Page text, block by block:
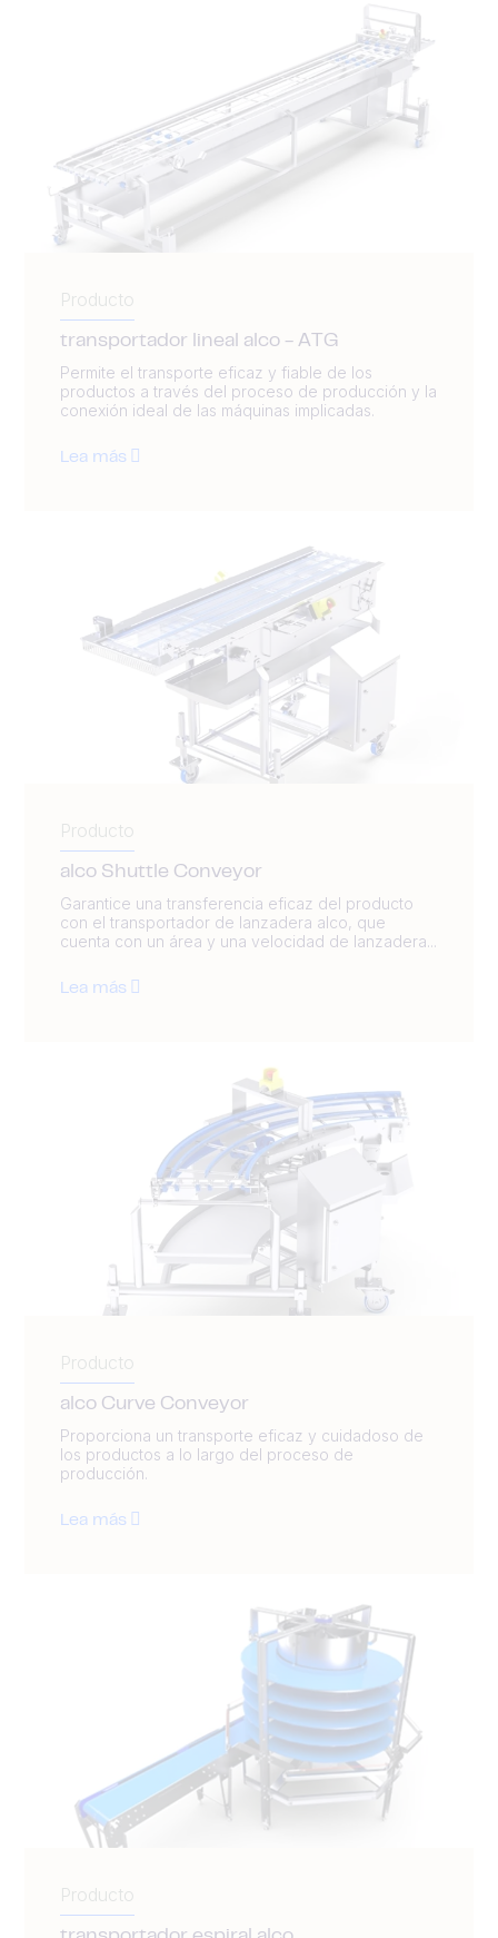
Producto
transportador lineal alco - ATG
Permite el transporte eficaz y fiable de los
productos a través del proceso de producción y la
conexión ideal de las máquinas implicadas.
Lea más
Producto
alco Shuttle Conveyor
Garantice una transferencia eficaz del producto
con el transportador de lanzadera alco, que
cuenta con un área y una velocidad de lanzadera...
Lea más
Producto
alco Curve Conveyor
Proporciona un transporte eficaz y cuidadoso de
los productos a lo largo del proceso de
producción.
Lea más
Producto